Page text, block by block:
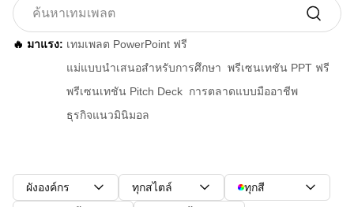
🔥 มาแรง: เทมเพลต PowerPoint ฟรี
แม่แบบนำเสนอสำหรับการศึกษา พรีเซนเทชัน PPT ฟรี
พรีเซนเทชัน Pitch Deck การตลาดแบบมืออาชีพ
ธุรกิจแนวมินิมอล
ผังองค์กร ทุกสไตล์ ทุกสี